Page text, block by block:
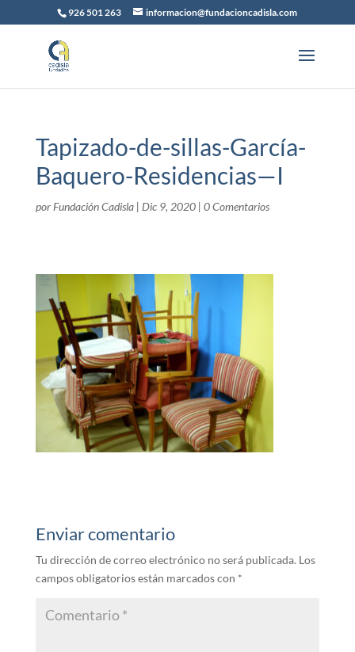
926 501 263 informacion@fundacioncadisla.com
Tapizado-de-sillas-García-
Baquero-Residencias—I
por Fundación Cadisla| Dic 9, 2020| 0 Comentarios
Enviar comentario
Tu dirección de correo electrónico no será publicada. Los
campos obligatorios están marcados con *